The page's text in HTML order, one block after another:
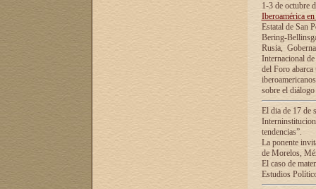
1-3 de octubre
Iberoamérica
Estatal de San
Bering-
Rusia,
Internacional
del Foro
sobre el
El dia de 17 de
tendencias”.
La ponente
de Morelos,
El caso de
Estudios